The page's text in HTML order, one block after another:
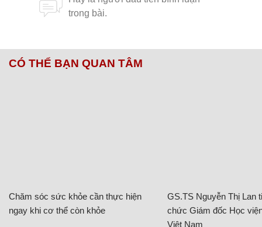
CÓ THỂ BẠN QUAN TÂM
Chăm sóc sức khỏe cần thực hiện
ngay khi cơ thể còn khỏe
GS.TS Nguyễn Thị Lan
chức Giám đốc Học
Việt Nam